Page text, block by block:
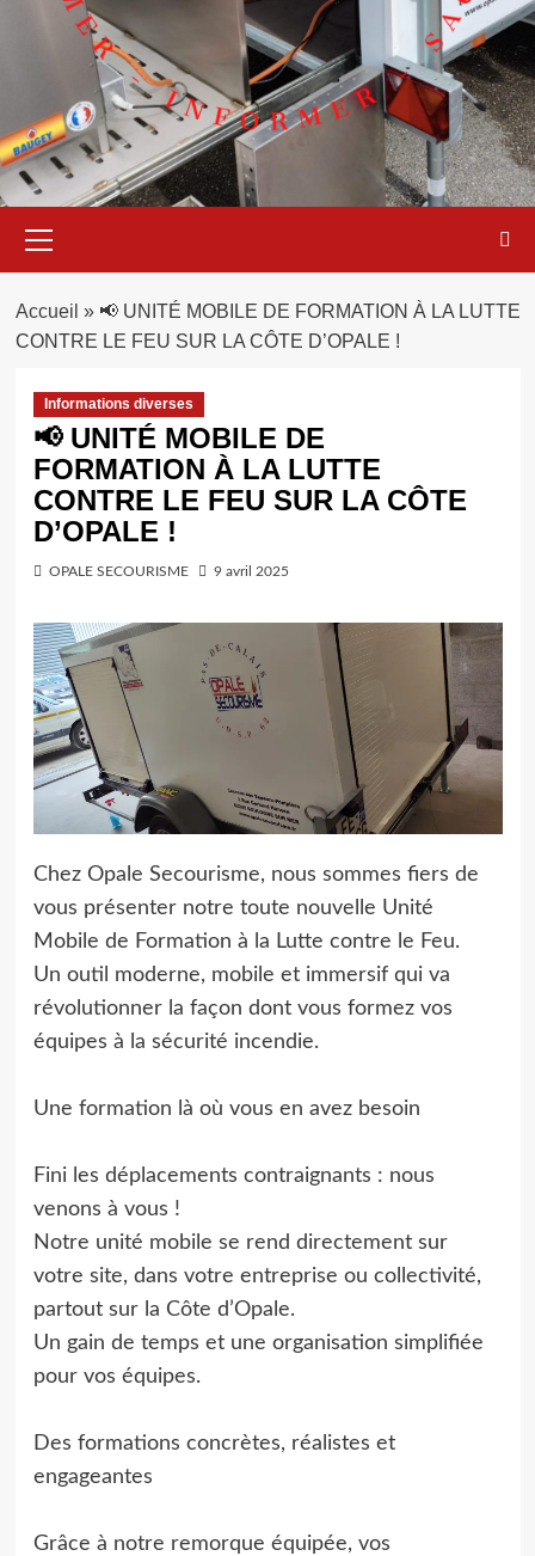
principal
Accueil » 📢 UNITÉ MOBILE DE FORMATION À LA LUTTE
CONTRE LE FEU SUR LA CÔTE D’OPALE !
Informations diverses
📢 UNITÉ MOBILE DE
FORMATION À LA LUTTE
CONTRE LE FEU SUR LA CÔTE
D’OPALE !
OPALE SECOURISME 9 avril 2025
Chez Opale Secourisme, nous sommes fiers de
vous présenter notre toute nouvelle Unité
Mobile de Formation à la Lutte contre le Feu.
Un outil moderne, mobile et immersif qui va
révolutionner la façon dont vous formez vos
équipes à la sécurité incendie.
Une formation là où vous en avez besoin
Fini les déplacements contraignants : nous
venons à vous !
Notre unité mobile se rend directement sur
votre site, dans votre entreprise ou collectivité,
partout sur la Côte d’Opale.
Un gain de temps et une organisation simplifiée
pour vos équipes.
Des formations concrètes, réalistes et
engageantes
Grâce à notre remorque équipée, vos